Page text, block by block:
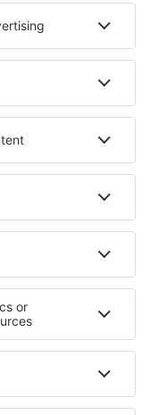
du-Fesc
im Kinzigtal
Hotely na Guernsey
Irsku
na ostrově Man